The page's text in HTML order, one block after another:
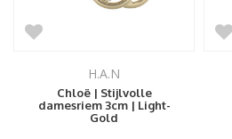
H.A.N
Chloë | Stijlvolle
damesriem 3cm | Light-
Gold